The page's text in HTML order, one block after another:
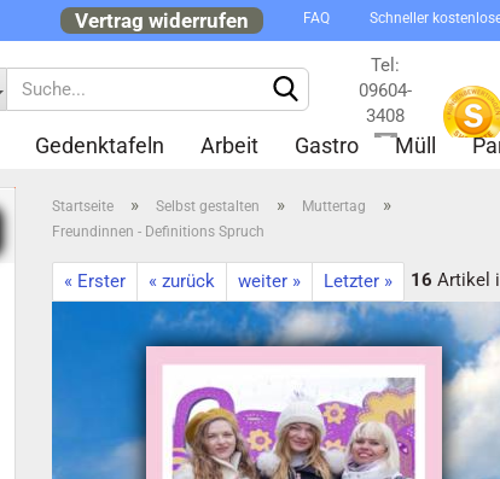
Vertrag widerrufen FAQ Schneller
Tel:
09604-
3408
Gedenktafeln Arbeit Gastro Müll
Startseite » Selbst gestalten » Muttertag »
Freundinnen - Definitions Spruch
« Erster « zurück weiter » Letzter » 16 Artikel